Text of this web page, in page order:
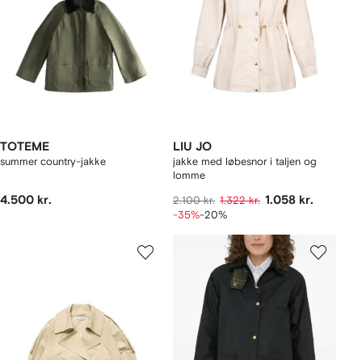
TOTEME
summer country-jakke
4.500 kr.
LIU JO
jakke med løbesnor i taljen og
lomme
2.100 kr. 1.322 kr. 1.058 kr.
-35%-20%